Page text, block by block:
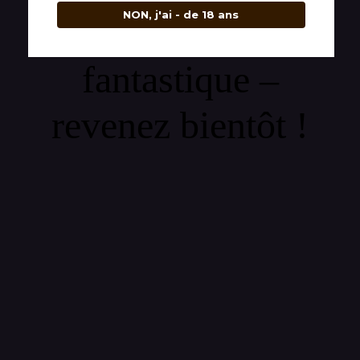
quelque chose de
fantastique –
revenez bientôt !
NON, j'ai - de 18 ans